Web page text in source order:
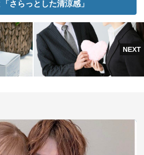
さらっとした清涼感」